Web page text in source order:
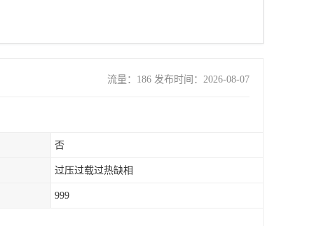
流量：186 发布时间：2026-08-07
否
过压过载过热缺相
999